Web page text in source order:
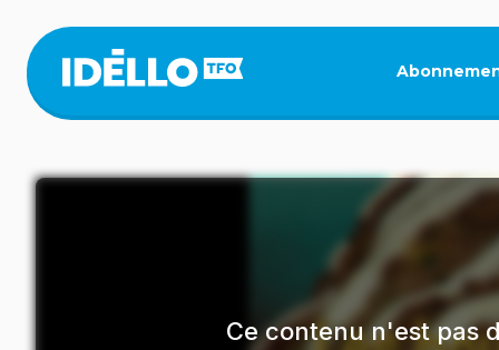
contenu
principal
Ce contenu n'est pas